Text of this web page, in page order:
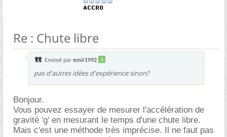
Re : Chute libre
Envoyé par emir1992
pas d'autres idées d'expérience sinon?
Bonjour.
Vous pouvez essayer de mesurer l'accélération de
gravité 'g' en mesurant le temps d'une chute libre.
Mais c'est une méthode très imprécise. Il ne faut pas